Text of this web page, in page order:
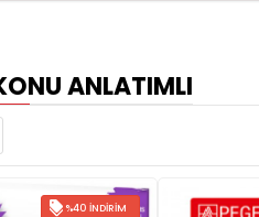
ANLATIMLI
%40 İNDIRIM